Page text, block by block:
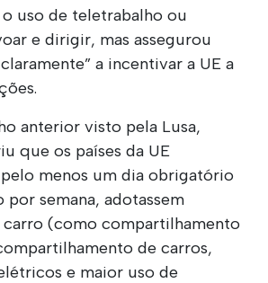
uso de teletrabalho ou
e dirigir, mas assegurou
a incentivar a UE a
anterior visto pela Lusa,
que os países da UE
menos um dia obrigatório
semana, adotassem
carro (como compartilhamento
de carros,
e maior uso de